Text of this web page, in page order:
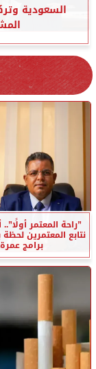
السعودية
”راحة المعتمر
نتابع المعتمرين
برامج